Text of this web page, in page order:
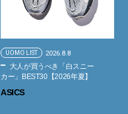
UOMO LIST 2026.8.8
大人が買うべき「白スニー
カー」BEST30【2026年夏】
ASICS